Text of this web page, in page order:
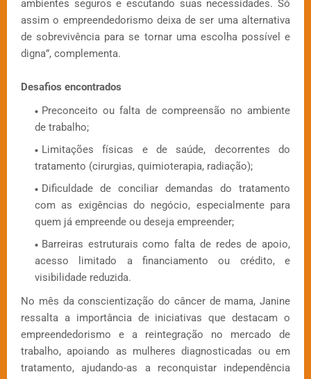
ambientes seguros e escutando suas necessidades. Só
assim o empreendedorismo deixa de ser uma alternativa
de sobrevivência para se tornar uma escolha possível e
digna”, complementa.
Desafios encontrados
Preconceito ou falta de compreensão no ambiente
de trabalho;
Limitações físicas e de saúde, decorrentes do
tratamento (cirurgias, quimioterapia, radiação);
Dificuldade de conciliar demandas do tratamento
com as exigências do negócio, especialmente para
quem já empreende ou deseja empreender;
Barreiras estruturais como falta de redes de apoio,
acesso limitado a financiamento ou crédito, e
visibilidade reduzida.
No mês da conscientização do câncer de mama, Janine
ressalta a importância de iniciativas que destacam o
empreendedorismo e a reintegração no mercado de
trabalho, apoiando as mulheres diagnosticadas ou em
tratamento, ajudando-as a reconquistar independência